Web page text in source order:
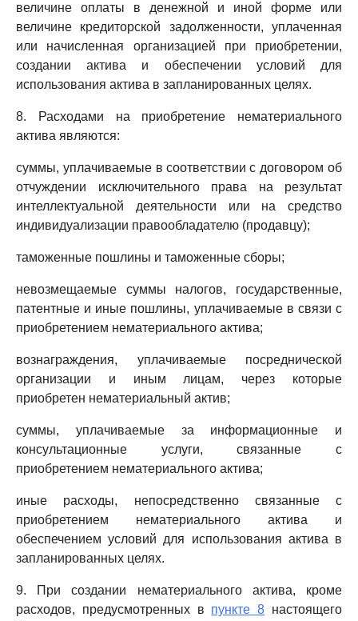
величине оплаты в денежной и иной форме или
величине кредиторской задолженности, уплаченная
или начисленная организацией при приобретении,
создании актива и обеспечении условий для
использования актива в запланированных целях.
8. Расходами на приобретение нематериального
актива являются:
суммы, уплачиваемые в соответствии с договором об
отчуждении исключительного права на результат
интеллектуальной деятельности или на средство
индивидуализации правообладателю (продавцу);
таможенные пошлины и таможенные сборы;
невозмещаемые суммы налогов, государственные,
патентные и иные пошлины, уплачиваемые в связи с
приобретением нематериального актива;
вознаграждения, уплачиваемые посреднической
организации и иным лицам, через которые
приобретен нематериальный актив;
суммы, уплачиваемые за информационные и
консультационные услуги, связанные с
приобретением нематериального актива;
иные расходы, непосредственно связанные с
приобретением нематериального актива и
обеспечением условий для использования актива в
запланированных целях.
9. При создании нематериального актива, кроме
расходов, предусмотренных в пункте 8 настоящего